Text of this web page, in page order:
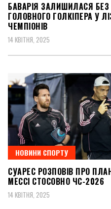
БАВАРІЯ ЗАЛИШИЛАСЯ БЕЗ
ГОЛОВНОГО ГОЛКІПЕРА У
ЧЕМПІОНІВ
14 КВІТНЯ, 2025
НОВИНИ СПОРТУ
СУАРЕС РОЗПОВІВ ПРО
МЕССІ СТОСОВНО ЧС-2026
14 КВІТНЯ, 2025